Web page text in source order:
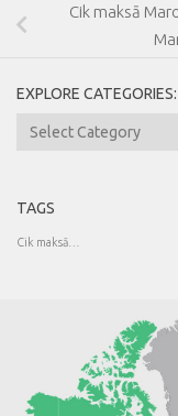
Cik maksā
EXPLORE CATEGORIES:
Explore
TAGS
Cik maksā…